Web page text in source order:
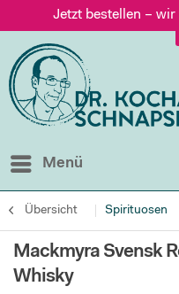
Jetzt bestellen –
Versand nur 5,60
Jetzt bestellen – wir
Menü
Übersicht Spirituosen
Mackmyra Svensk
Whisky